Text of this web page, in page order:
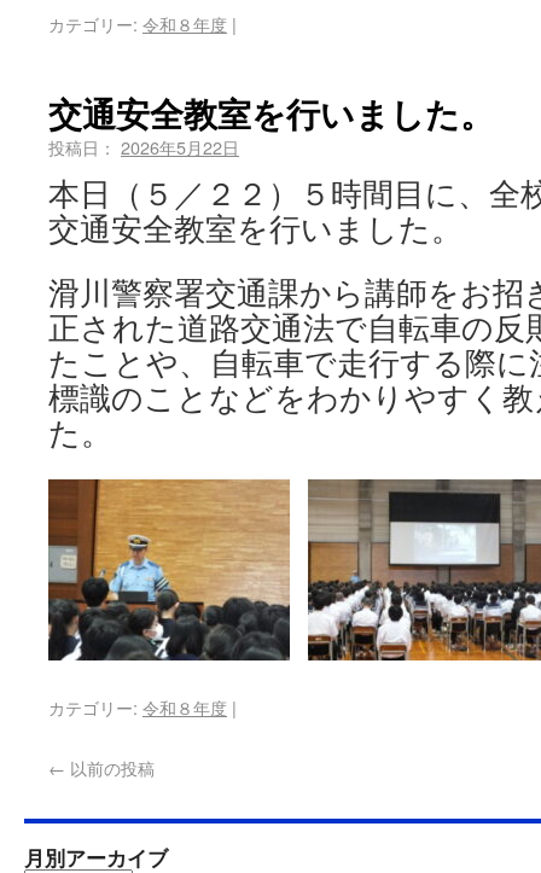
カテゴリー: 令和８年度 |
交通安全教室を行いました。
投稿日： 2026年5月22日
本日（５／２２）５時間目に、全
交通安全教室を行いました。
滑川警察署交通課から講師をお招
正された道路交通法で自転車の反
たことや、自転車で走行する際
標識のことなどをわかりやすく
た。
カテゴリー: 令和８年度 |
← 以前の投稿
月別アーカイブ